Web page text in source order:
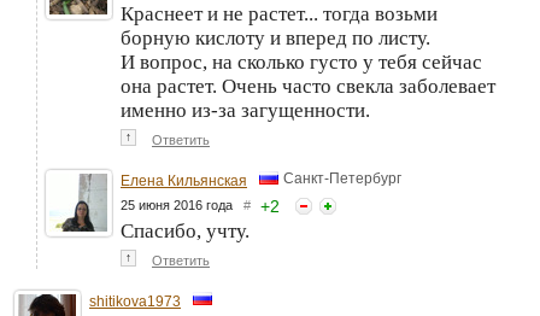
Краснеет и не растет... тогда возьми
борную кислоту и вперед по листу.
И вопрос, на сколько густо у тебя сейчас
она растет. Очень часто свекла заболевает
именно из-за загущенности.
↑ Ответить
Елена Кильянская Санкт-Петербург
25 июня 2016 года # +2
Спасибо, учту.
↑ Ответить
shitikova1973